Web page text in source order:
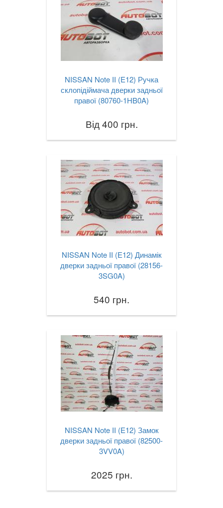
NISSAN Note II (E12) Ручка
склопідіймача дверки задньої
правої (80760-1HB0A)
Від 400 грн.
NISSAN Note II (E12) Динамік
дверки задньої правої (28156-
3SG0A)
540 грн.
NISSAN Note II (E12) Замок
дверки задньої правої (82500-
3VV0A)
2025 грн.